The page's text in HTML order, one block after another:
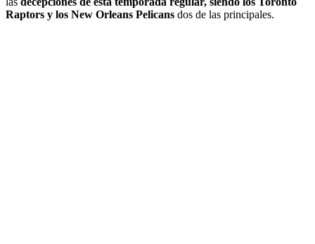
Raptors y los New Orleans Pelicans dos de las principales.